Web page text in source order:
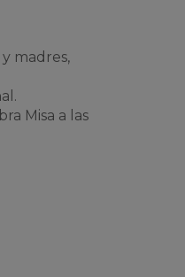
madres,
Misa a las